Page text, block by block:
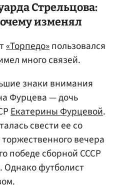
Стрельцова:
изменял
«Торпедо»пользовался
много связей.
знаки внимания
Фурцева — дочь
Екатерины Фурцевой.
свести ее со
вечера
победе сборной СССР
Однако футболист